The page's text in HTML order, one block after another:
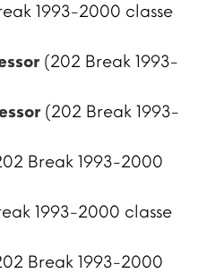
1993-2000 classe
(202 Break 1993-
(202 Break 1993-
Break 1993-2000
1993-2000 classe
Break 1993-2000